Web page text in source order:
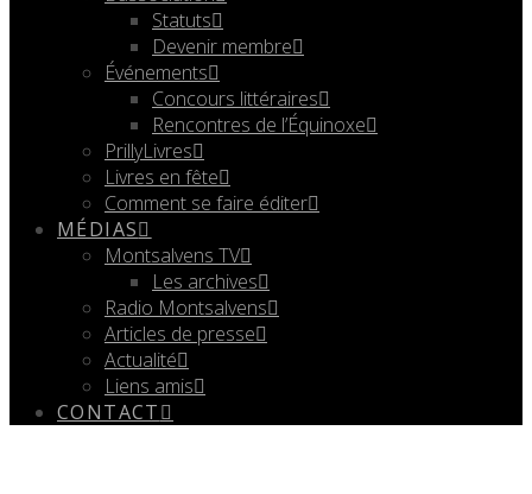
Statuts
Devenir membre
Événements
Concours littéraires
Rencontres de l’Équinoxe
PrillyLivres
Livres en fête
Comment se faire éditer
MÉDIAS
Montsalvens TV
Les archives
Radio Montsalvens
Articles de presse
Actualité
Liens amis
CONTACT